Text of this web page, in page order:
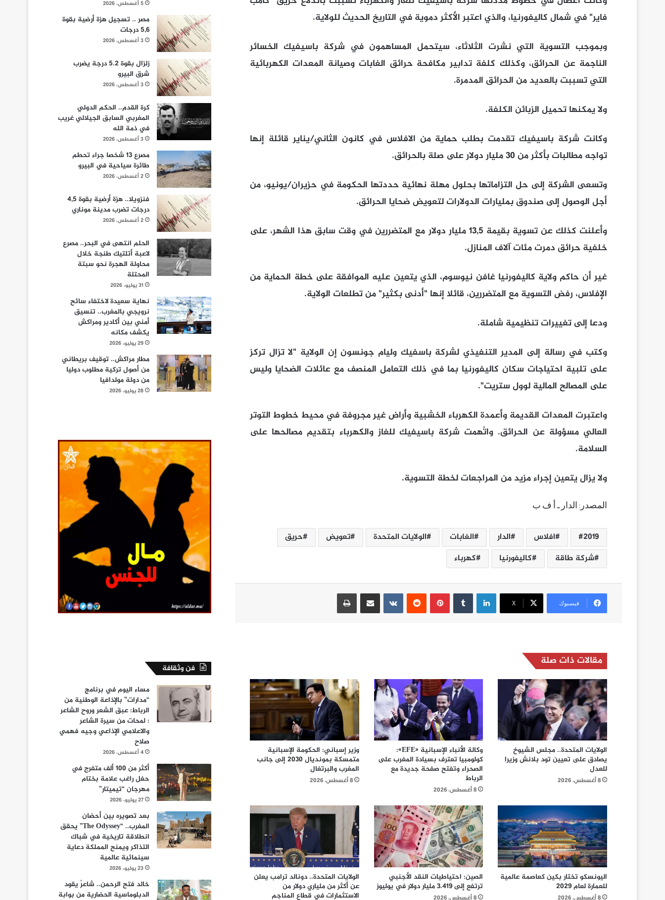
فاير" في شمال كاليفورنيا، والذي اعتبر الأكثر دموية في التاريخ الحديث للولاية.
وبموجب التسوية التي نشرت الثلاثاء، سيتحمل المساهمون في شركة باسيفيك الخسائر
الناجمة عن الحرائق، وكذلك كلفة تدابير مكافحة حرائق الغابات وصيانة المعدات الكهربائية
التي تسببت بالعديد من الحرائق المدمرة.
ولا يمكنها تحميل الزبائن الكلفة.
وكانت شركة باسيفيك تقدمت بطلب حماية من الافلاس في كانون الثاني/يناير قائلة إنها
تواجه مطالبات بأكثر من 30 مليار دولار على صلة بالحرائق.
وتسعى الشركة إلى حل التزاماتها بحلول مهلة نهائية حددتها الحكومة في حزيران/يونيو، من
أجل الوصول إلى صندوق بمليارات الدولارات لتعويض ضحايا الحرائق.
وأعلنت كذلك عن تسوية بقيمة 13,5 مليار دولار مع المتضررين في وقت سابق هذا الشهر، على
خلفية حرائق دمرت مئات آلاف المنازل.
غير أن حاكم ولاية كاليفورنيا غافن نيوسوم، الذي يتعين عليه الموافقة على خطة الحماية من
الإفلاس، رفض التسوية مع المتضررين، قائلا إنها "أدنى بكثير" من تطلعات الولاية.
ودعا إلى تغييرات تنظيمية شاملة.
وكتب في رسالة إلى المدير التنفيذي لشركة باسفيك وليام جونسون إن الولاية "لا تزال تركز
على تلبية احتياجات سكان كاليفورنيا بما في ذلك التعامل المنصف مع عائلات الضحايا وليس
على المصالح المالية لوول ستريت".
واعتبرت المعدات القديمة وأعمدة الكهرباء الخشبية وأراض غير مجروفة في محيط خطوط التوتر
العالي مسؤولة عن الحرائق. واتُهمت شركة باسيفيك للغاز والكهرباء بتقديم مصالحها على
السلامة.
ولا يزال يتعين إجراء مزيد من المراجعات لخطة التسوية.
المصدر : الدار ـ أ ف ب
2019 افلاس الدار الغابات الولايات المتحدة تعويض
حريق
شركة طاقة
كاليفورنيا كهرباء
فيسبوك ‫X
لينكدإن بينتيريست مشاركة عبر البريد طباعة
مقالات ذات صلة
الولايات المتحدة.. مجلس الشيوخ
يصادق على تعيين تود بلانش وزيرا
للعدل
8 أغسطس، 2026
وكالة الأنباء الإسبانية «EFE»:
كولومبيا تعترف بسيادة المغرب على
الصحراء وتفتح صفحة جديدة مع
الرباط
8 أغسطس، 2026
وزير إسباني: الحكومة الإسبانية
متمسكة بمونديال 2030 إلى جانب
المغرب والبرتغال
8 أغسطس، 2026
اليونسكو تختار بكين كعاصمة عالمية
للعمارة لعام 2029
8 أغسطس، 2026
الصين: احتياطيات النقد الأجنبي
ترتفع إلى 3.419 مليار دولار في يوليوز
8 أغسطس، 2026
الولايات المتحدة.. دونالد ترامب يعلن
عن أكثر من ملياري دولار من
الاستثمارات في قطاع المناجم
5 أغسطس، 2026
مصر .. تسجيل هزة أرضية بقوة
5,6 درجات
3 أغسطس، 2026
زلزال بقوة 5.2 درجة يضرب
شرق البيرو
3 أغسطس، 2026
كرة القدم.. الحكم الدولي
المغربي السابق الجيلالي غريب
في ذمة الله
3 أغسطس، 2026
مصرع 13 شخصا جراء تحطم
طائرة سياحية في البيرو
2 أغسطس، 2026
فنزويلا.. هزة أرضية بقوة 4,5
درجات تضرب مدينة موناري
2 أغسطس، 2026
الحلم انتهى في البحر.. مصرع
لاعبة أتلتيك طنجة خلال
محاولة الهجرة نحو سبتة
المحتلة
31 يوليو، 2026
نهاية سعيدة لاختفاء سائح
نرويجي بالمغرب.. تنسيق
أمني بين أكادير ومراكش
يكشف مكانه
29 يوليو، 2026
مطار مراكش.. توقيف بريطاني
من أصول تركية مطلوب دوليا
من دولة مولدافيا
28 يوليو، 2026
فن وثقافة
مساء اليوم في برنامج
“مدارات” بالإذاعة الوطنية من
الرباط: عبق الشعر وروح الشاعر
: لمحات من سيرة الشاعر
والاعلامي الإذاعي وجيه فهمي
صلاح
4 أغسطس، 2026
أكثر من 100 ألف متفرج في
حفل راغب علامة بختام
مهرجان “تيميتار”
27 يوليو، 2026
بعد تصويره بين أحضان
المغرب.. “The Odyssey” يحقق
انطلاقة تاريخية في شباك
التذاكر ويمنح المملكة دعاية
سينمائية عالمية
23 يوليو، 2026
خالد فتح الرحمن.. شاعرٌ يقود
الدبلوماسية الحضارية من بوابة